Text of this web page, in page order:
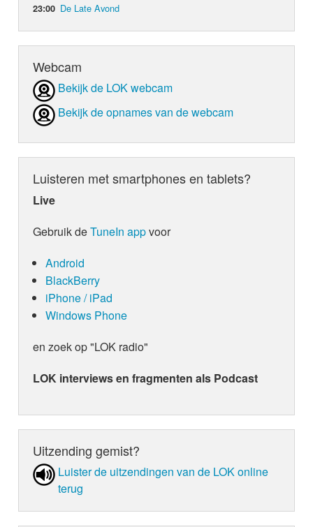
23:00 De Late Avond
Webcam
Bekijk de LOK webcam
Bekijk de opnames van de webcam
Luisteren met smartphones en tablets?
Live
Gebruik deTuneIn appvoor
Android
BlackBerry
iPhone / iPad
Windows Phone
en zoek op "LOK radio"
LOK interviews en fragmenten als Podcast
Uitzending gemist?
Luister de uit­zen­din­gen van de LOK online
terug